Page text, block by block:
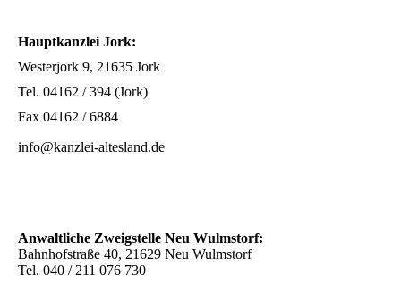
Hauptkanzlei Jork:
Westerjork 9, 21635 Jork
Tel. 04162 / 394 (Jork)
Fax 04162 / 6884
info@kanzlei-altesland.de
Anwaltliche Zweigstelle Neu Wulmstorf:
Bahnhofstraße 40, 21629 Neu Wulmstorf
Tel. 040 / 211 076 730